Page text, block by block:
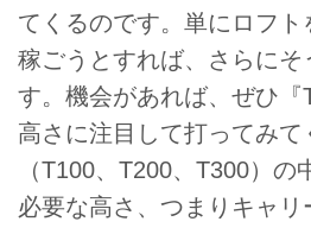
てくるのです。単にロフト
稼ごうとすれば、さらにそ
す。機会があれば、ぜひ『
高さに注目して打ってみ
（T100、T200、T300）
必要な高さ、つまりキャリ